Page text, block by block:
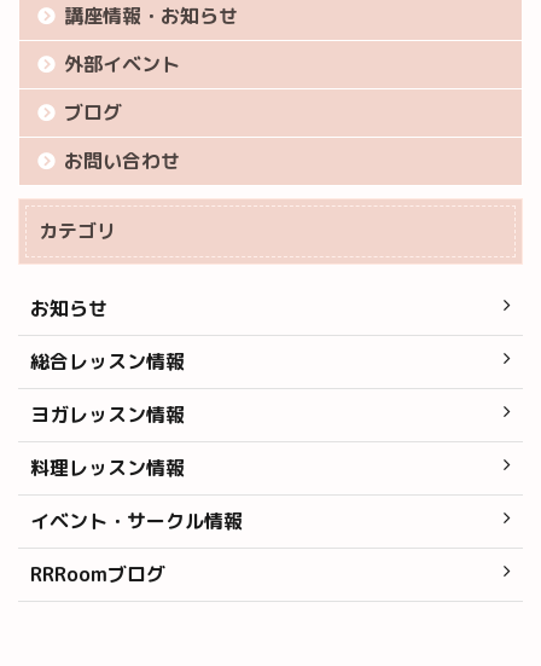
講座情報・お知らせ
外部イベント
ブログ
お問い合わせ
カテゴリ
お知らせ
総合レッスン情報
ヨガレッスン情報
料理レッスン情報
イベント・サークル情報
RRRoomブログ